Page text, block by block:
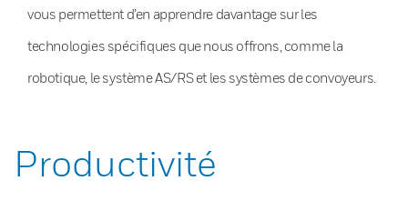
vous permettent d’en apprendre davantage sur les
technologies spécifiques que nous offrons, comme la
robotique, le système AS/RS et les systèmes de convoyeurs.
Productivité